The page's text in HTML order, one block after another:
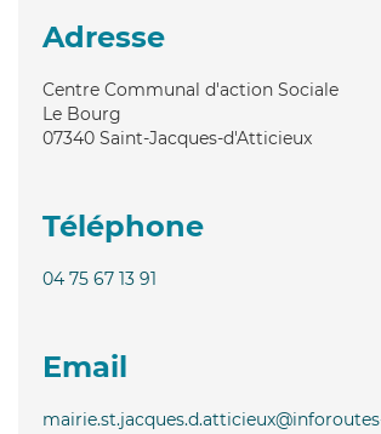
Adresse
Centre Communal d'action Sociale
Le Bourg
07340 Saint-Jacques-d'Atticieux
Téléphone
04 75 67 13 91
Email